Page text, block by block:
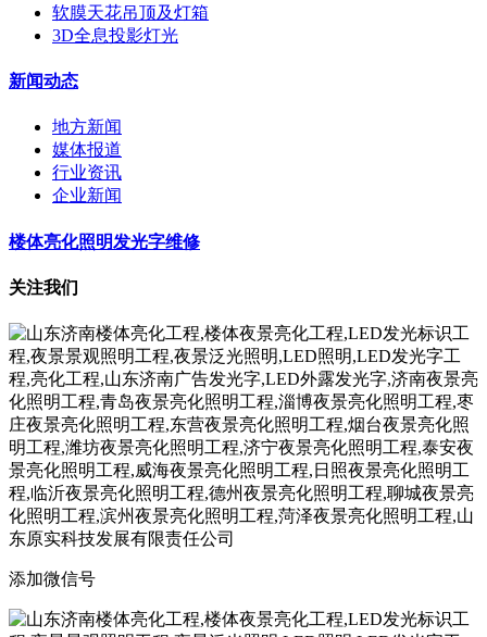
软膜天花吊顶及灯箱
3D全息投影灯光
新闻动态
地方新闻
媒体报道
行业资讯
企业新闻
楼体亮化照明发光字维修
关注我们
添加微信号